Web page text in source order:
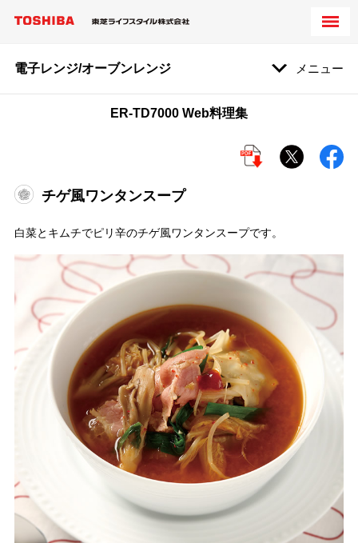
電子レンジ/オーブンレンジ メニュー
ER-TD7000 Web料理集
チゲ風ワンタンスープ
白菜とキムチでピリ辛のチゲ風ワンタンスープです。